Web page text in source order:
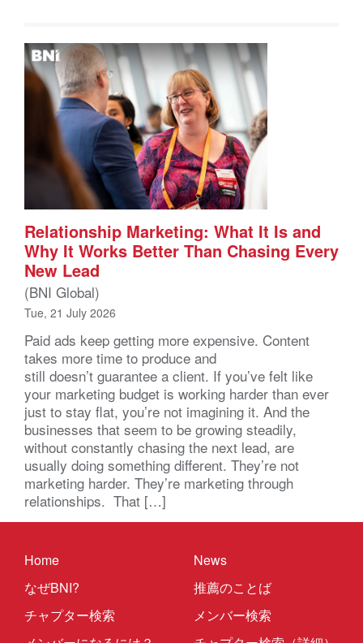
Relationship Marketing: What It Is and
Why It Works Better Than Chasing Every
New Lead
(BNI Global)
Tue, 21 July 2026
Paid ads keep getting more expensive. Content
takes more time to produce and
still doesn’t guarantee a client. If you’ve felt like
your marketing budget is working harder than ever
just to stay flat, you’re not imagining it. And the
businesses that seem to be growing steadily,
without constantly chasing the next lead, are
usually doing something different. They’re not
marketing harder. They’re marketing through
relationships. That […]
Home
なぜBNI?
チャプター検索
News
推薦のことば
メンバー検索